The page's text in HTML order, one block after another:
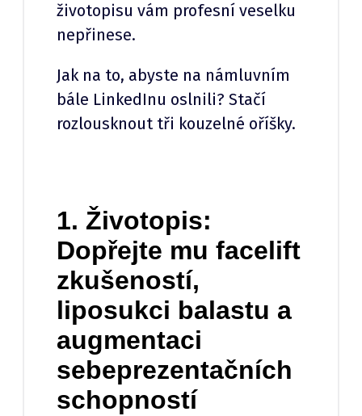
životopisu vám profesní veselku
nepřinese.
Jak na to, abyste na námluvním
bále LinkedInu oslnili? Stačí
rozlousknout tři kouzelné oříšky.
1. Životopis:
Dopřejte mu facelift
zkušeností,
liposukci balastu a
augmentaci
sebeprezentačních
schopností